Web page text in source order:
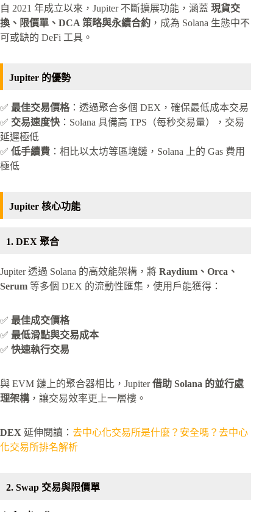
自 2021 年成立以來，Jupiter 不斷擴展功能，涵蓋 現貨交
換、限價單、DCA 策略與永續合約 ，成為 Solana 生態中不
可或缺的 DeFi 工具。
Jupiter 的優勢
✅ 最佳交易價格：透過聚合多個 DEX，確保最低成本交易
✅ 交易速度快 ：Solana 具備高 TPS（每秒交易量），交易
延遲極低
✅ 低手續費 ：相比以太坊等區塊鏈，Solana 上的 Gas 費用
極低
Jupiter 核心功能
1. DEX 聚合
Jupiter 透過 Solana 的高效能架構，將 Raydium、Orca、
Serum 等多個 DEX 的流動性匯集，使用戶能獲得：
✅ 最佳成交價格
✅ 最低滑點與交易成本
✅ 快速執行交易
與 EVM 鏈上的聚合器相比，Jupiter借助 Solana 的並行處
理架構，讓交易效率更上一層樓。
DEX 延伸閱讀： 去中心化交易所是什麼？安全嗎？去中心
化交易所排名解析
2. Swap 交易與限價單